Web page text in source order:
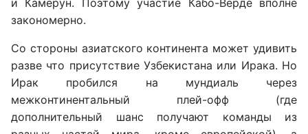
и Камерун. Поэтому участие Кабо-Верде вполне
закономерно.
Со стороны азиатского континента может удивить
разве что присутствие Узбекистана или Ирака. Но
Ирак пробился на мундиаль через
межконтинентальный плей-офф (где
дополнительный шанс получают команды из